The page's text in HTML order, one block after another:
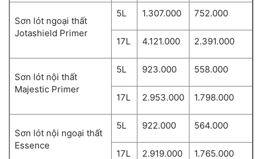
Sơn lót ngoại thất
Jotashield Primer
5L 1.307.000 752.000
17L 4.121.000 2.391.000
Sơn lót nội thất
Majestic Primer
5L 923.000 558.000
17L 2.953.000 1.798.000
Sơn lót nội ngoại thất
Essence
5L 922.000 564.000
17L 2.919.000 1.765.000